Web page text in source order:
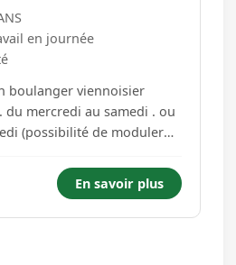
en journée
boulanger viennoisier
mercredi au samedi . ou
de la convention...
En savoir plus